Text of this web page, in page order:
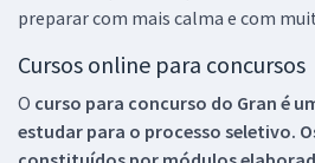
preparar com mais calma e com
Cursos online para concursos
O curso para concurso do Gran é
estudar para o processo seletivo.